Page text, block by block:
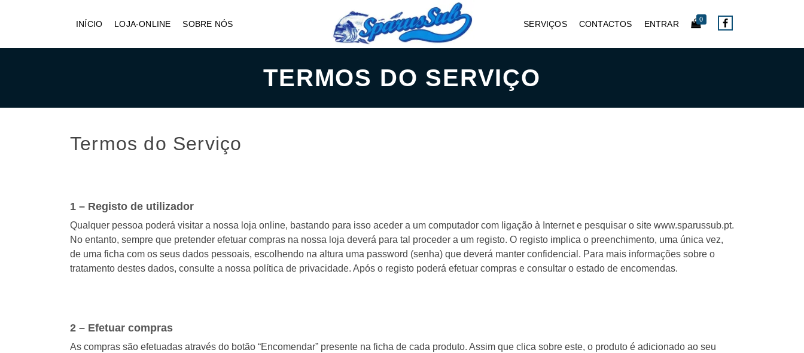
INÍCIO LOJA-ONLINE SOBRE NÓS SERVIÇOS CONTACTOS ENTRAR 0
TERMOS DO SERVIÇO
Termos do Serviço
1 – Registo de utilizador
Qualquer pessoa poderá visitar a nossa loja online, bastando para isso aceder a um computador com ligação à Internet e pesquisar o site www.sparussub.pt.
No entanto, sempre que pretender efetuar compras na nossa loja deverá para tal proceder a um registo. O registo implica o preenchimento, uma única vez,
de uma ficha com os seus dados pessoais, escolhendo na altura uma password (senha) que deverá manter confidencial. Para mais informações sobre o
tratamento destes dados, consulte a nossa política de privacidade. Após o registo poderá efetuar compras e consultar o estado de encomendas.
2 – Efetuar compras
As compras são efetuadas através do botão “Encomendar” presente na ficha de cada produto. Assim que clica sobre este, o produto é adicionado ao seu